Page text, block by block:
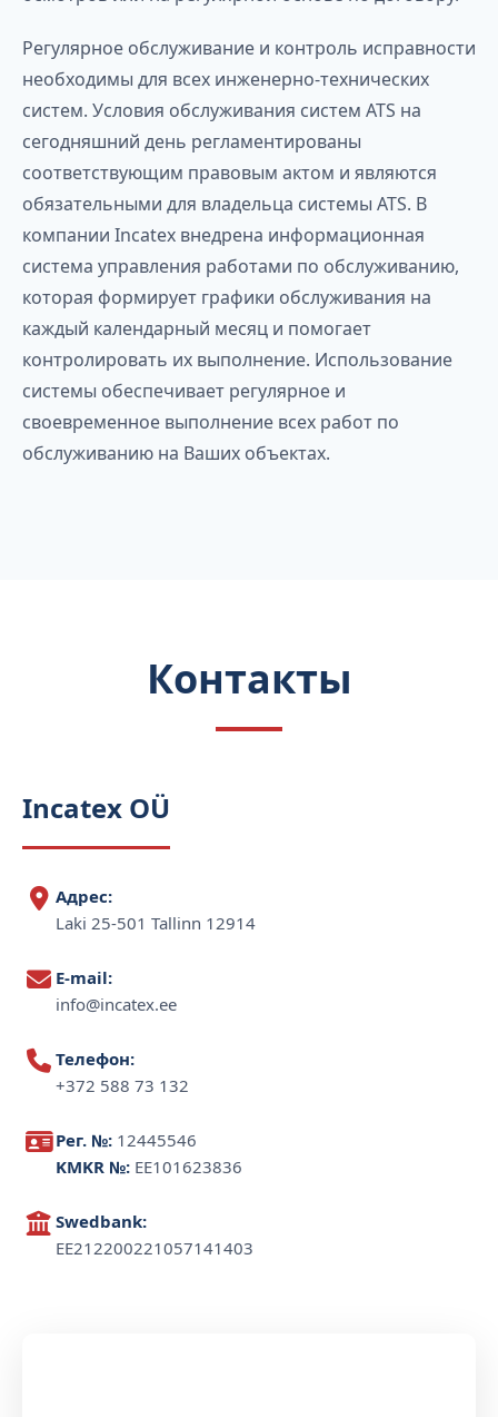
Регулярное обслуживание и контроль исправности
необходимы для всех инженерно-технических
систем. Условия обслуживания систем ATS на
сегодняшний день регламентированы
соответствующим правовым актом и являются
обязательными для владельца системы ATS. В
компании Incatex внедрена информационная
система управления работами по обслуживанию,
которая формирует графики обслуживания на
каждый календарный месяц и помогает
контролировать их выполнение. Использование
системы обеспечивает регулярное и
своевременное выполнение всех работ по
обслуживанию на Ваших объектах.
Контакты
Incatex OÜ
Адрес:
Laki 25-501 Tallinn 12914
E-mail:
info@incatex.ee
Телефон:
+372 588 73 132
Рег. №: 12445546
KMKR №: EE101623836
Swedbank:
EE212200221057141403